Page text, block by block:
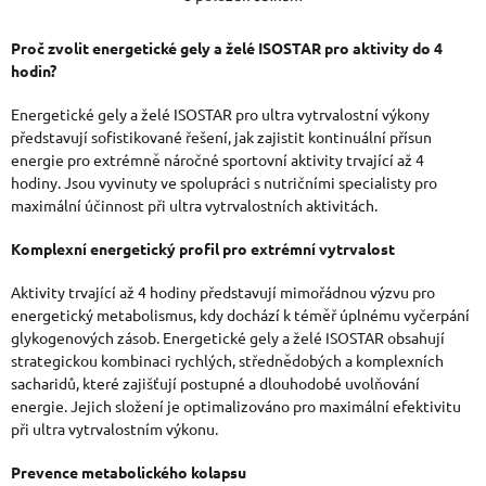
O
V
Á
D
A
Í
P
R
V
K
V
Proč zvolit energetické gely a želé ISOSTAR pro aktivity do 4
hodin?
Energetické gely a želé ISOSTAR pro ultra vytrvalostní výkony
představují sofistikované řešení, jak zajistit kontinuální přísun
energie pro extrémně náročné sportovní aktivity trvající až 4
hodiny. Jsou vyvinuty ve spolupráci s nutričními specialisty pro
maximální účinnost při ultra vytrvalostních aktivitách.
Komplexní energetický profil pro extrémní vytrvalost
Aktivity trvající až 4 hodiny představují mimořádnou výzvu pro
energetický metabolismus, kdy dochází k téměř úplnému vyčerpání
glykogenových zásob. Energetické gely a želé ISOSTAR obsahují
strategickou kombinaci rychlých, střednědobých a komplexních
sacharidů, které zajišťují postupné a dlouhodobé uvolňování
energie. Jejich složení je optimalizováno pro maximální efektivitu
při ultra vytrvalostním výkonu.
Prevence metabolického kolapsu